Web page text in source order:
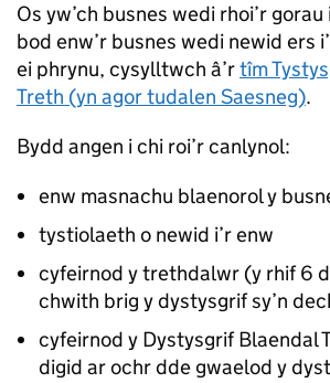
Os yw’ch busnes wedi rhoi’r
bod enw’r busnes wedi newid ers
ei phrynu, cysylltwch â’rtîm
Treth (yn agor tudalen Saesneg).
Bydd angen i chi roi’r canlynol:
enw masnachu blaenorol y
tystiolaeth o newid i’r enw
cyfeirnod y trethdalwr (y rhif 6
chwith brig y dystysgrif sy’n
cyfeirnod y Dystysgrif Blaendal
digid ar ochr dde gwaelod y